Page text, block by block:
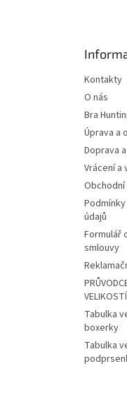
Kontakty
O nás
Bra
Úprava a
Doprava
Vrácení a
údajů
Formulář
smlouvy
Tabulka
boxerky
Tabulka